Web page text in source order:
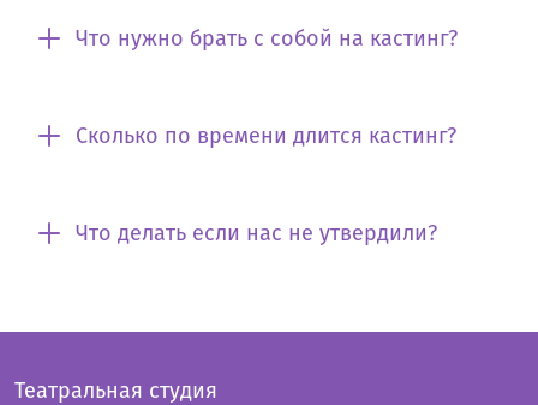
Что нужно брать с собой на кастинг?
Сколько по времени длится кастинг?
Что делать если нас не утвердили?
Театральная студия